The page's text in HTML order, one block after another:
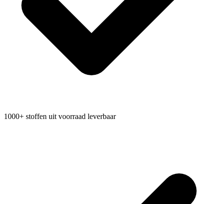
1000+ stoffen uit voorraad leverbaar